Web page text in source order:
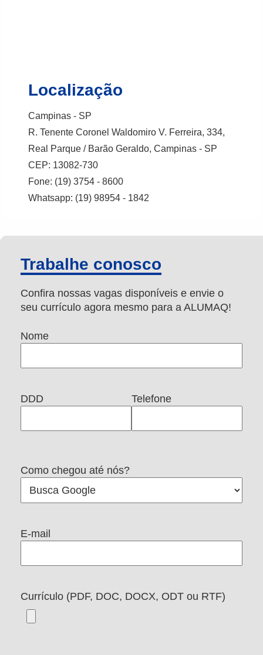
Localização
Campinas - SP
R. Tenente Coronel Waldomiro V. Ferreira, 334,
Real Parque / Barão Geraldo, Campinas - SP
CEP: 13082-730
Fone: (19) 3754 - 8600
Whatsapp: (19) 98954 - 1842
Trabalhe conosco
Confira nossas vagas disponíveis e envie o
seu currículo agora mesmo para a ALUMAQ!
Nome
DDD Telefone
Como chegou até nós?
E-mail
Currículo (PDF, DOC, DOCX, ODT ou RTF)